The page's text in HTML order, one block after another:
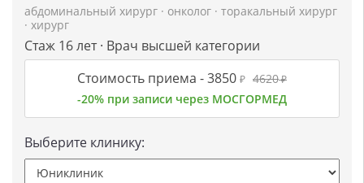
абдоминальный хирург · онколог · торакальный хирург
· хирург
Стаж 16 лет · Врач высшей категории
Стоимость приема -3850 ₽ 4620₽
-20% при записи через МОСГОРМЕД
Выберите клинику: